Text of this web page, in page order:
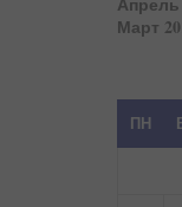
Март
ПН